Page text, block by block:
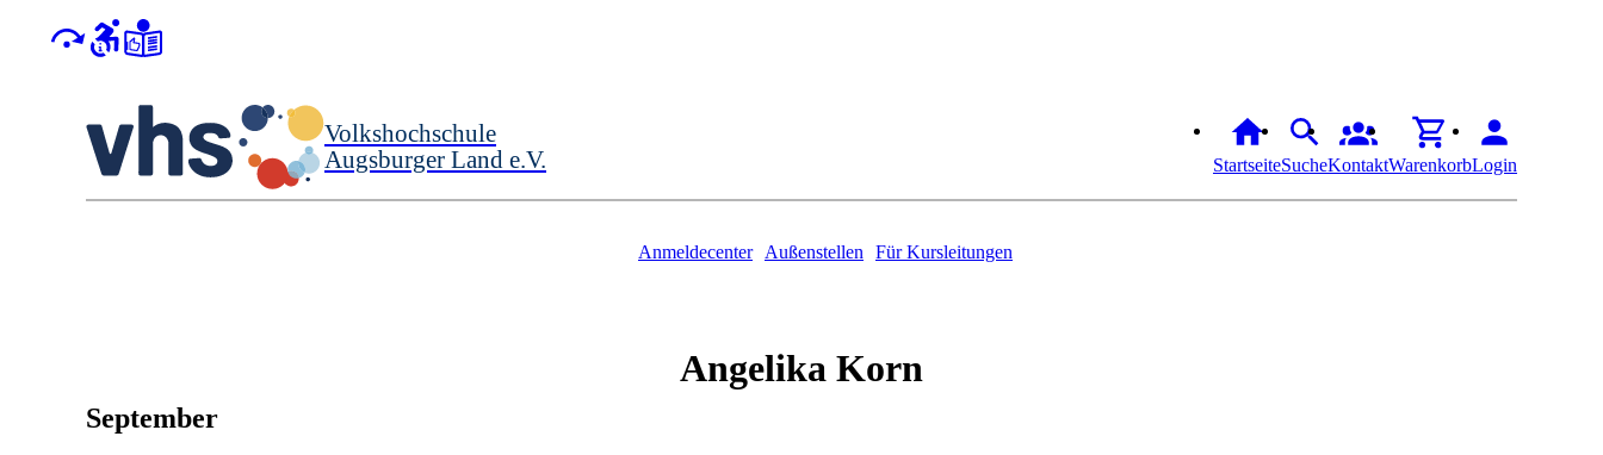
Volkshochschule
Augsburger Land e.V.
StartseiteSucheKontaktWarenkorbLogin
Anmeldecenter Außenstellen Für Kursleitungen
Angelika Korn
September